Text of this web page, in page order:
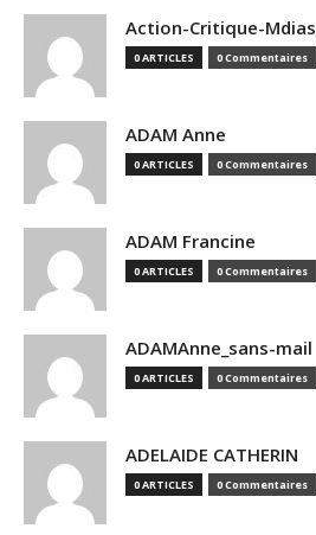
Action-Critique-Mdias
0 ARTICLES 0 Commentaires
ADAM Anne
0 ARTICLES 0 Commentaires
ADAM Francine
0 ARTICLES 0 Commentaires
ADAMAnne_sans-mail
0 ARTICLES 0 Commentaires
ADELAIDE CATHERIN
0 ARTICLES 0 Commentaires